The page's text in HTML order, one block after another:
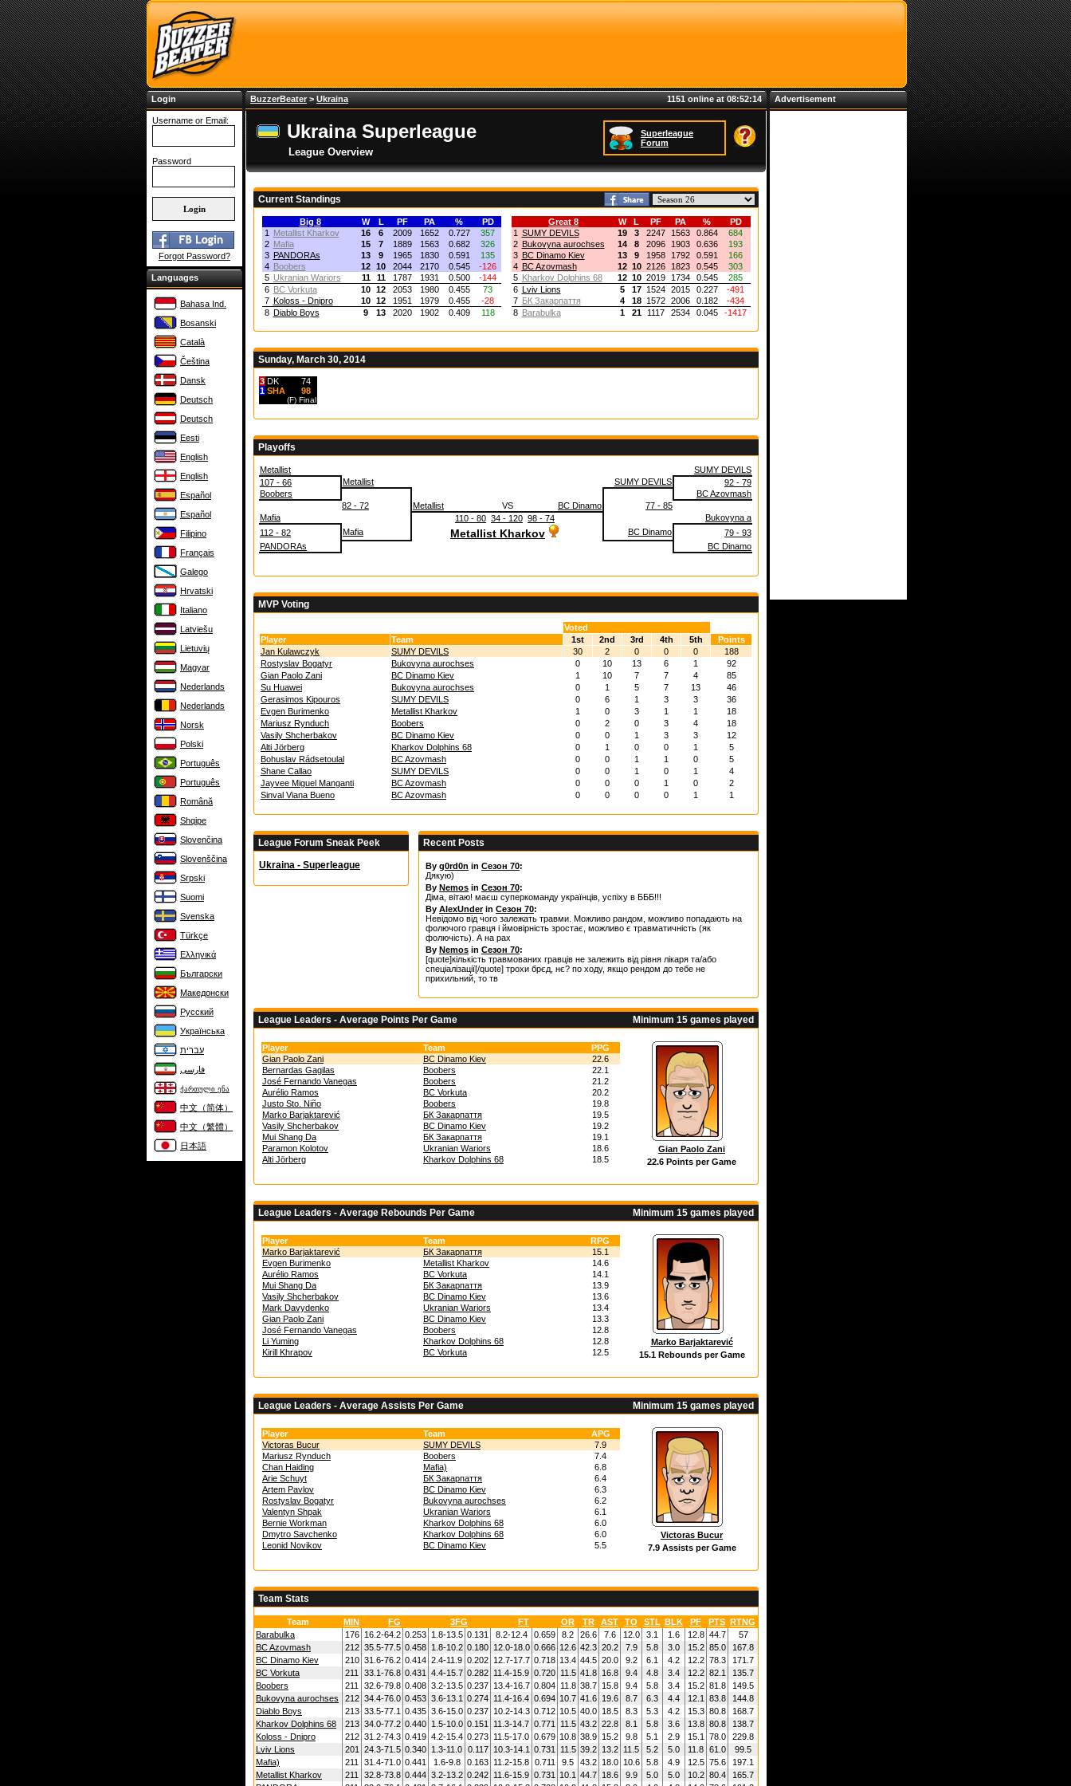
Login
Username or Email:
Password
Forgot Password?
Languages
Bahasa Ind.
Bosanski
Català
Čeština
Dansk
Deutsch
Deutsch
Eesti
English
English
Español
Español
Filipino
Français
Galego
Hrvatski
Italiano
Latviešu
Lietuvių
Magyar
Nederlands
Nederlands
Norsk
Polski
Português
Português
Română
Shqipe
Slovenčina
Slovenščina
Srpski
Suomi
Svenska
Türkçe
Ελληνικά
Български
Македонски
Русский
Українська
עברית
فارسی
ქართული ენა
中文（简体）
中文（繁體）
日本語
BuzzerBeater> Ukraina 1151 online at 08:52:14
Ukraina Superleague
League Overview
Superleague
Forum
Current Standings
Big 8 W L PF PA %
PD
1
Metallist Kharkov 16 6 2009 1652 0.727
357
2 Mafia 15 7 1889 1563 0.682
326
3 PANDORAs 13 9 1965 1830 0.591
135
4 Boobers 12 10 2044 2170 0.545
-126
5 Ukranian Wariors 11 11 1787 1931 0.500
-144
6 BC Vorkuta 10 12 2053 1980 0.455
73
7 Koloss - Dnipro 10 12 1951 1979 0.455
-28
8 Diablo Boys 9 13 2020 1902 0.409 118
Great 8 W L PF PA %
PD
1 SUMY DEVILS 19 3 2247 1563 0.864
684
2 Bukovyna aurochses 14 8 2096 1903 0.636
193
3 BC Dinamo Kiev 13 9 1958 1792 0.591
166
4 BC Azovmash 12 10 2126 1823 0.545
303
5 Kharkov Dolphins 68 12 10 2019 1734 0.545
285
6 Lviv Lions 5 17 1524 2015 0.227
-491
7 БК Закарпаття 4 18 1572 2006 0.182
-434
8 Barabulka 1 21 1117 2534 0.045 -1417
Sunday, March 30, 2014
3 DK
74
1 SHA 98
(F) Final
Playoffs
Metallist
SUMY DEVILS
107 - 66
Metallist SUMY DEVILS
92 - 79
Boobers
BC Azovmash
82 - 72
Metallist VS BC Dinamo
77 - 85
Mafia
110 - 80 34 - 120 98 - 74
Bukovyna a
112 - 82
Mafia Metallist Kharkov BC Dinamo
79 - 93
PANDORAs
BC Dinamo
MVP Voting
Voted
Player
Team 1st 2nd 3rd 4th 5th
Points
Jan Kulawczyk
SUMY DEVILS 30 2 0 0 0
188
Rostyslav Bogatyr
Bukovyna aurochses 0 10 13 6 1
92
Gian Paolo Zani
BC Dinamo Kiev 1 10 7 7 4
85
Su Huawei
Bukovyna aurochses 0 1 5 7 13
46
Gerasimos Kipouros
SUMY DEVILS 0 6 1 3 3
36
Evgen Burimenko
Metallist Kharkov 1 0 3 1 1
18
Mariusz Rynduch
Boobers 0 2 0 3 4
18
Vasily Shcherbakov
BC Dinamo Kiev 0 0 1 3 3
12
Alti Jörberg
Kharkov Dolphins 68 0 1 0 0 1
5
Bohuslav Rádsetoulal
BC Azovmash 0 0 1 1 0
5
Shane Callao
SUMY DEVILS 0 0 1 0 1
4
Jayvee Miguel Manganti
BC Azovmash 0 0 0 1 0
2
Sinval Viana Bueno
BC Azovmash 0 0 0 0 1 1
League Forum Sneak Peek
Ukraina - Superleague
Recent Posts
By g0rd0n in Сезон 70:
Дякую)
By Nemos in Сезон 70:
Діма, вітаю! маєш суперкоманду українців, успіху в БББ!!!
By AlexUnderin Сезон 70:
Невідомо від чого залежать травми. Можливо рандом, можливо попадають на
фолючого гравця і ймовірність зростає, можливо є травматичність (як
фолючість). А на рах
By Nemos in Сезон 70:
[quote]кількість травмованих гравців не залежить від рівня лікаря та/або
спеціалізації[/quote] трохи брєд, нє? по ходу, якщо рендом до тебе не
прихильний, то тв
Minimum 15 games played
League Leaders - Average Points Per Game
Player Team
PPG
Gian Paolo Zani
BC Dinamo Kiev
22.6
Bernardas Gagilas
Boobers
22.1
José Fernando Vanegas
Boobers
21.2
Aurélio Ramos
BC Vorkuta
20.2
Justo Sto. Niño
Boobers
19.8
Marko Barjaktarević
БК Закарпаття
19.5
Vasily Shcherbakov
BC Dinamo Kiev
19.2
Mui Shang Da
БК Закарпаття
19.1
Paramon Kolotov
Ukranian Wariors
18.6
Alti Jörberg
Kharkov Dolphins 68 18.5
Gian Paolo Zani
22.6 Points per Game
Minimum 15 games played
League Leaders - Average Rebounds Per Game
Player Team
RPG
Marko Barjaktarević
БК Закарпаття
15.1
Evgen Burimenko
Metallist Kharkov
14.6
Aurélio Ramos
BC Vorkuta
14.1
Mui Shang Da
БК Закарпаття
13.9
Vasily Shcherbakov
BC Dinamo Kiev
13.6
Mark Davydenko
Ukranian Wariors
13.4
Gian Paolo Zani
BC Dinamo Kiev
13.3
José Fernando Vanegas
Boobers
12.8
Li Yuming
Kharkov Dolphins 68
12.8
Kirill Khrapov
BC Vorkuta 12.5
Marko Barjaktarević
15.1 Rebounds per Game
Minimum 15 games played
League Leaders - Average Assists Per Game
Player Team
APG
Victoras Bucur
SUMY DEVILS
7.9
Mariusz Rynduch
Boobers
7.4
Chan Haiding
Mafia)
6.8
Arie Schuyt
БК Закарпаття
6.4
Artem Pavlov
BC Dinamo Kiev
6.3
Rostyslav Bogatyr
Bukovyna aurochses
6.2
Valentyn Shpak
Ukranian Wariors
6.1
Bernie Workman
Kharkov Dolphins 68
6.0
Dmytro Savchenko
Kharkov Dolphins 68
6.0
Leonid Novikov
BC Dinamo Kiev 5.5
Victoras Bucur
7.9 Assists per Game
Team Stats
Team MIN FG 3FG FT OR TR AST TO STL BLK PF PTS RTNG
Barabulka
176 16.2-64.2 0.253 1.8-13.5 0.131 8.2-12.4 0.659 8.2 26.6 7.6 12.0 3.1 1.6 12.8 44.7
57
BC Azovmash
212 35.5-77.5 0.458 1.8-10.2 0.180 12.0-18.0 0.666 12.6 42.3 20.2 7.9 5.8 3.0 15.2 85.0
167.8
BC Dinamo Kiev
210 31.6-76.2 0.414 2.4-11.9 0.202 12.7-17.7 0.718 13.4 44.5 20.0 9.2 6.1 4.2 12.2 78.3
171.7
BC Vorkuta
211 33.1-76.8 0.431 4.4-15.7 0.282 11.4-15.9 0.720 11.5 41.8 16.8 9.4 4.8 3.4 12.2 82.1
135.7
Boobers
211 32.6-79.8 0.408 3.2-13.5 0.237 13.4-16.7 0.804 11.8 38.7 15.8 9.4 5.8 3.4 15.2 81.8
149.5
Bukovyna aurochses
212 34.4-76.0 0.453 3.6-13.1 0.274 11.4-16.4 0.694 10.7 41.6 19.6 8.7 6.3 4.4 12.1 83.8
144.8
Diablo Boys
213 33.5-77.1 0.435 3.6-15.0 0.237 10.2-14.3 0.712 10.5 40.0 18.5 8.3 5.3 4.2 15.3 80.8
168.7
Kharkov Dolphins 68
213 34.0-77.2 0.440 1.5-10.0 0.151 11.3-14.7 0.771 11.5 43.2 22.8 8.1 5.8 3.6 13.8 80.8
138.7
Koloss - Dnipro
212 31.2-74.3 0.419 4.2-15.4 0.273 11.5-17.0 0.679 10.8 38.9 15.2 9.8 5.1 2.9 15.1 78.0
229.8
Lviv Lions
201 24.3-71.5 0.340 1.3-11.0 0.117 10.3-14.1 0.731 11.5 39.2 13.2 11.5 5.2 5.0 11.8 61.0
99.5
Mafia)
211 31.4-71.0 0.441 1.6-9.8 0.163 11.2-15.8 0.711 9.5 43.2 18.0 10.6 5.8 4.9 12.5 75.6
197.1
Metallist Kharkov
211 32.8-73.8 0.444 3.2-13.2 0.242 11.6-15.9 0.731 10.1 44.7 18.6 9.9 5.0 5.0 10.2 80.4
165.7
Advertisement